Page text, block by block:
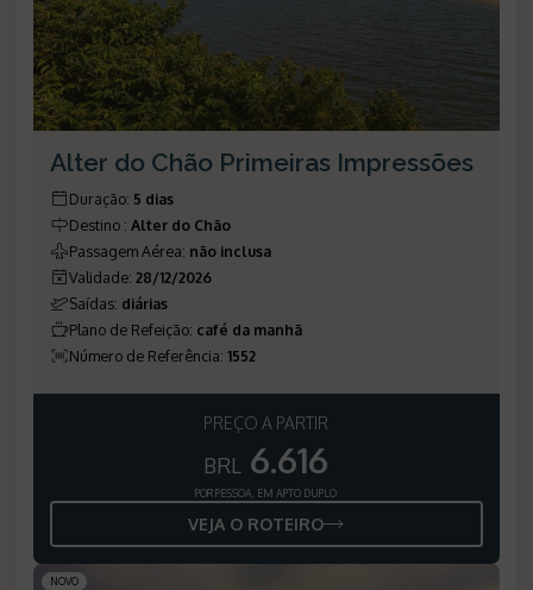
Alter do Chão Primeiras Impressões
Duração: 5 dias
Destino : Alter do Chão
Passagem Aérea: não inclusa
Validade: 28/12/2026
Saídas: diárias
Plano de Refeição: café da manhã
Número de Referência: 1552
PREÇO A PARTIR
BRL 6.616
POR PESSOA, EM APTO DUPLO
VEJA O ROTEIRO
NOVO